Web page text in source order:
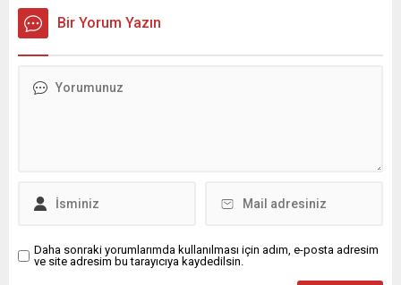
kapsamında; Işıklar Enerji ve
Yapı Holding, CW Enerji ve
yasağı geldi.
Bir Yorum Yazın
Daha sonraki yorumlarımda kullanılması için adım, e-posta adresim
ve site adresim bu tarayıcıya kaydedilsin.